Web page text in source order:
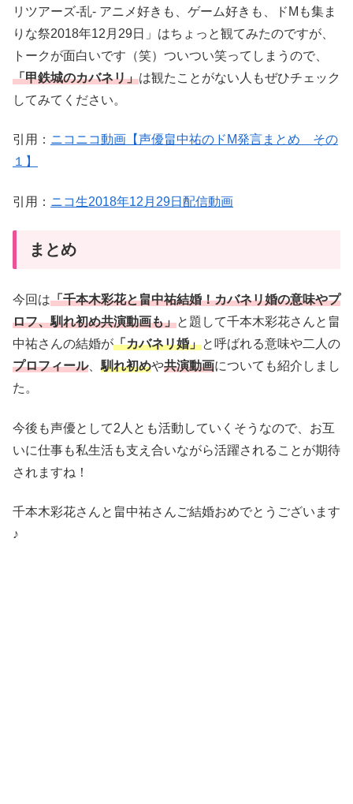
リツアーズ-乱- アニメ好きも、ゲーム好きも、ドMも集ま
りな祭2018年12月29日」はちょっと観てみたのですが、
トークが面白いです（笑）ついつい笑ってしまうので、
「甲鉄城のカバネリ」は観たことがない人もぜひチェック
してみてください。
引用： ニコニコ動画【声優畠中祐のドM発言まとめ その
１】
引用： ニコ生2018年12月29日配信動画
まとめ
今回は「千本木彩花と畠中祐結婚！カバネリ婚の意味やプ
ロフ、馴れ初め共演動画も」と題して千本木彩花さんと畠
中祐さんの結婚が「カバネリ婚」と呼ばれる意味や二人の
プロフィール、 馴れ初めや共演動画についても紹介しまし
た。
今後も声優として2人とも活動していくそうなので、お互
いに仕事も私生活も支え合いながら活躍されることが期待
されますね！
千本木彩花さんと畠中祐さんご結婚おめでとうございます
♪